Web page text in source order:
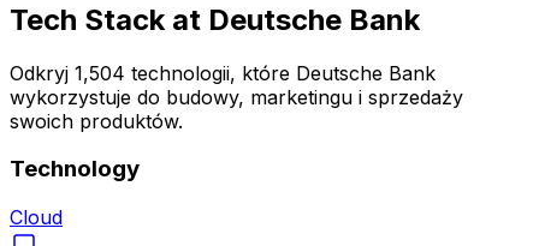
Tech Stack at Deutsche Bank
Odkryj 1,504 technologii, które Deutsche Bank
wykorzystuje do budowy, marketingu i sprzedaży
swoich produktów.
Technology
Cloud